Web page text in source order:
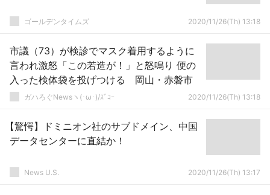
ゴールデンタイムズ 2020/11/26(Th) 13:18
市議（73）が検診でマスク着用するように
言われ激怒「この若造が！」と怒鳴り 便の
入った検体袋を投げつける 岡山・赤磐市
ガハろぐNewsヽ(･ω･)/ｽﾞｺｰ 2020/11/26(Th) 13:18
【驚愕】ドミニオン社のサブドメイン、中国
データセンターに直結か！
News U.S. 2020/11/26(Th) 13:17